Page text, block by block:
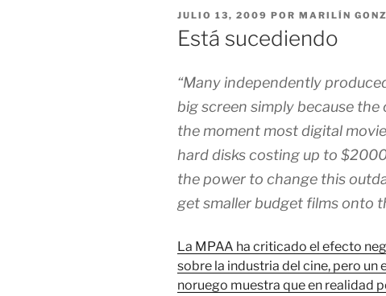
PUBLICADO
EL
JULIO 13, 2009 POR MARILÍN
Está sucediendo
“Many independently
big screen simply because
the moment most digital
hard disks costing up to
the power to change this
get smaller budget films onto
La MPAA ha criticado el efecto
sobre la industria del cine, pero
noruego muestra que en realidad